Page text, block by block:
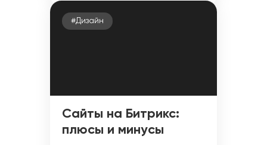
#Дизайн
Сайты на Битрикс:
плюсы и минусы